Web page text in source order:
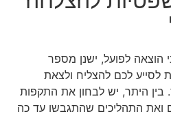
הוצאה לפועל, ישנן מספר
לסייע לכם להצליח ולצאת
היתר, יש לבחון את התקפות
ואת התהליכים שהתגבשו עד כה